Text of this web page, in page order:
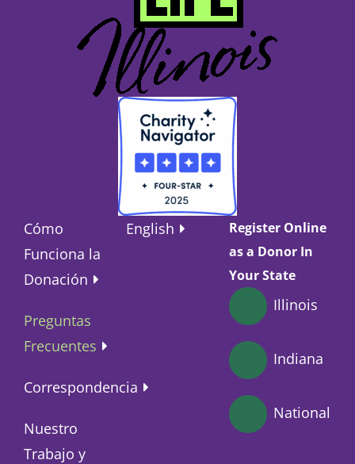
Cómo
Funciona la
Donación
Preguntas
Frecuentes
Correspondencia
Nuestro
Trabajo y
English
Register Online
as a Donor In
Your State
Illinois
Indiana
National